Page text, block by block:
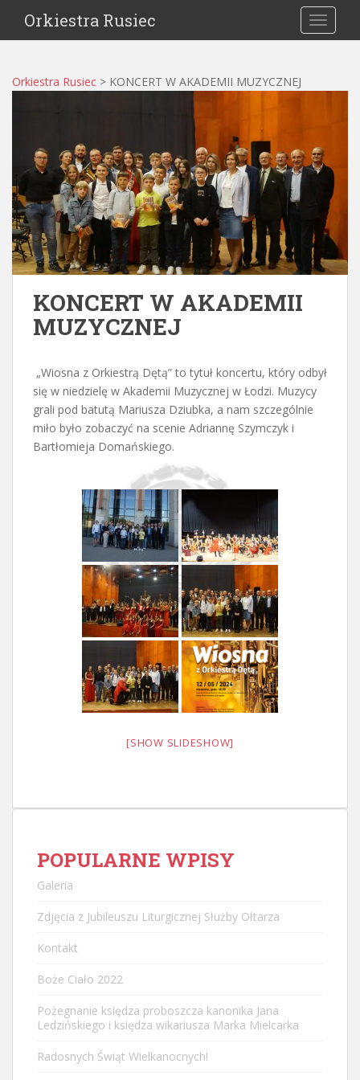
Orkiestra Rusiec
Orkiestra Rusiec > KONCERT W AKADEMII MUZYCZNEJ
KONCERT W AKADEMII
MUZYCZNEJ
„Wiosna z Orkiestrą Dętą” to tytuł koncertu, który odbył
się w niedzielę w Akademii Muzycznej w Łodzi. Muzycy
grali pod batutą Mariusza Dziubka, a nam szczególnie
miło było zobaczyć na scenie Adriannę Szymczyk i
Bartłomieja Domańskiego.
[SHOW SLIDESHOW]
POPULARNE WPISY
Galeria
Zdjęcia z Jubileuszu Liturgicznej Służby Ołtarza
Kontakt
Boże Ciało 2022
Pożegnanie księdza proboszcza kanonika Jana
Ledzińskiego i księdza wikariusza Marka Mielcarka
Radosnych Świąt Wielkanocnych!